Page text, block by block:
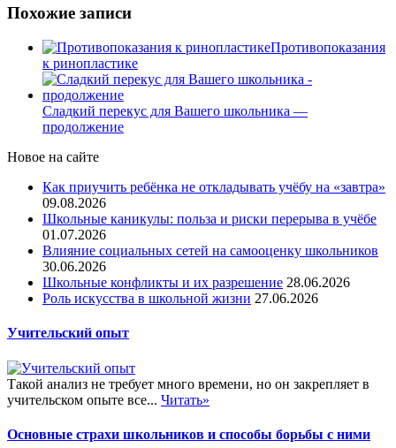
Похожие записи
Противопоказания
к ринопластике
Сладкий перекус для Вашего школьника —
продолжение
Новое на сайте
Как приучить ребёнка не откладывать учёбу на «завтра»
09.08.2026
Школьные каникулы: польза и риски перерыва в учёбе
01.07.2026
Влияние социальных сетей на самооценку школьников
30.06.2026
Школьные конфликты и их разрешение 28.06.2026
Роль искусства в школьной жизни 27.06.2026
Учительский опыт
Такой анализ не требует много времени, но он закрепляет в
учительском опыте все... Читать»
Основные страхи школьников и способы борьбы с ними